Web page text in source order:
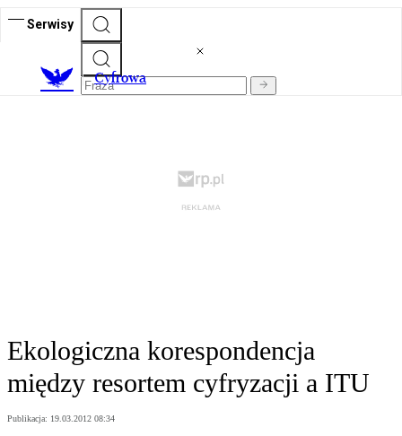
Serwisy
Cyfrowa
Ekologiczna korespondencja
między resortem cyfryzacji a ITU
Publikacja: 19.03.2012 08:34